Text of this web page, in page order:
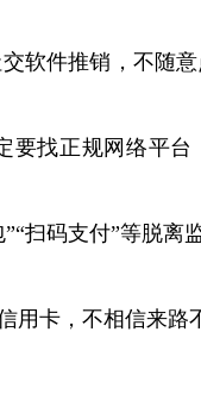
软件推销，不随
要找正规网络平
扫码支付”等脱离
卡，不相信来路